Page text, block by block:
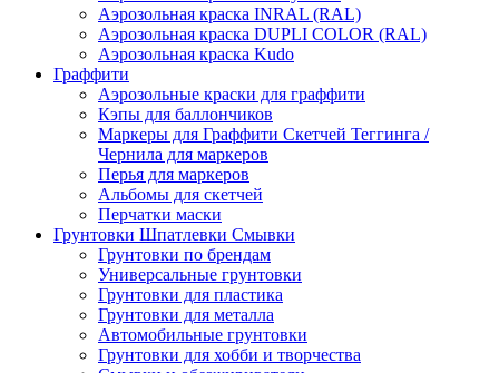
Аэрозольная краска INRAL (RAL)
Аэрозольная краска DUPLI COLOR (RAL)
Аэрозольная краска Kudo
Граффити
Аэрозольные краски для граффити
Кэпы для баллончиков
Маркеры для Граффити Скетчей Теггинга /
Чернила для маркеров
Перья для маркеров
Альбомы для скетчей
Перчатки маски
Грунтовки Шпатлевки Смывки
Грунтовки по брендам
Универсальные грунтовки
Грунтовки для пластика
Грунтовки для металла
Автомобильные грунтовки
Грунтовки для хобби и творчества